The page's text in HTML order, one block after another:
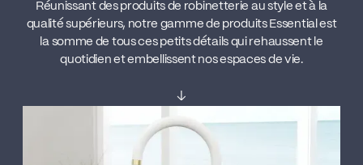
Réunissant des produits de robinetterie au style et à la
qualité supérieurs, notre gamme de produits Essential est
la somme de tous ces petits détails qui rehaussent le
quotidien et embellissent nos espaces de vie.
↓